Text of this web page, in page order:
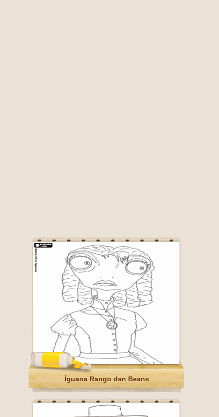
İguana Rango dan Beans